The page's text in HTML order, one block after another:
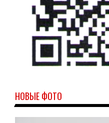
НОВЫЕ ФОТО